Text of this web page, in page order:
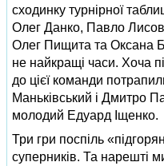
сходинку турнірної
Олег Данко, Павло
Олег Пищита та Оксана
не найкращі часи. Хоча
до цієї команди
Маньківський і Дмитро
молодий Едуард Іщенко.
Три гри поспіль
суперників. Та нарешті